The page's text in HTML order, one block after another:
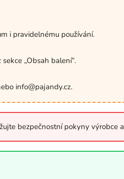
i pravidelnému používání.
„Obsah balení“.
info@pajandy.cz.
bezpečnostní pokyny výrobce